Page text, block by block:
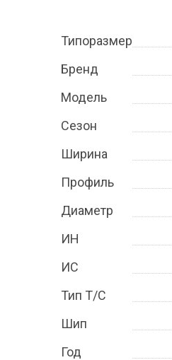
Типоразмер
Бренд
Модель
Сезон
Ширина
Профиль
Диаметр
ИН
ИС
Тип Т/С
Шип
Год